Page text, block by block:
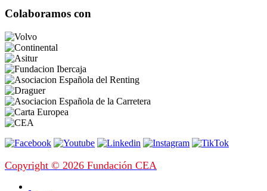
Colaboramos con
Copyright © 2026 Fundación CEA